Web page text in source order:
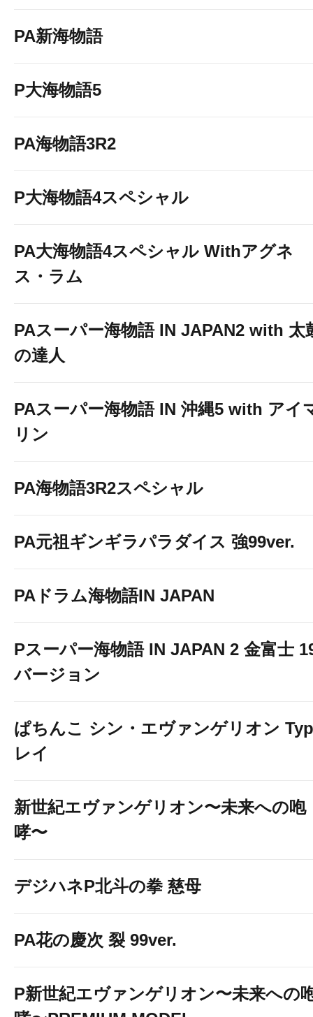
PA新海物語
P大海物語5
PA海物語3R2
P大海物語4スペシャル
PA大海物語4スペシャル Withアグネ
ス・ラム
PAスーパー海物語 IN JAPAN2 with 太
の達人
PAスーパー海物語 IN 沖縄5 with アイ
リン
PA海物語3R2スペシャル
PA元祖ギンギラパラダイス 強99ver.
PAドラム海物語IN JAPAN
Pスーパー海物語 IN JAPAN 2 金富士
バージョン
ぱちんこ シン・エヴァンゲリオン
レイ
新世紀エヴァンゲリオン〜未来への咆
哮〜
デジハネP北斗の拳 慈母
PA花の慶次 裂 99ver.
P新世紀エヴァンゲリオン〜未来への